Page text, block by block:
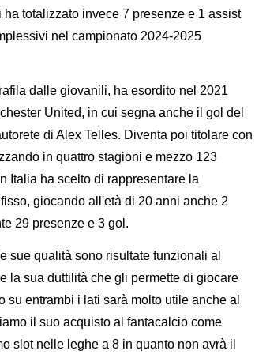
totalizzato invece 7 presenze e 1 assist
nel campionato 2024-2025
dalle giovanili, ha esordito nel 2021
United, in cui segna anche il gol del
di Alex Telles. Diventa poi titolare con
in quattro stagioni e mezzo 123
Italia ha scelto di rappresentare la
giocando all'età di 20 anni anche 2
29 presenze e 3 gol.
sue qualità sono risultate funzionali al
la sua duttilità che gli permette di giocare
entrambi i lati sarà molto utile anche al
il suo acquisto al fantacalcio come
slot nelle leghe a 8 in quanto non avrà il